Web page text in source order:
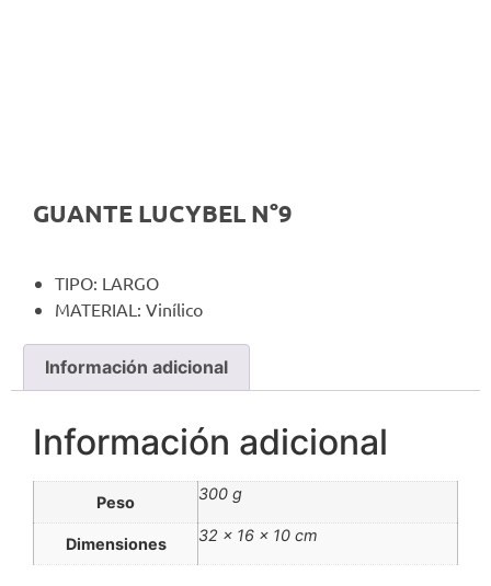
GUANTE LUCYBEL N°9
TIPO: LARGO
MATERIAL: Vinílico
Información adicional
Información adicional
Peso 300 g
Dimensiones 32 × 16 × 10 cm